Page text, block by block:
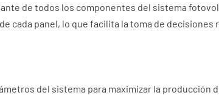
de todos los componentes del sistema
cada panel, lo que facilita la toma de decisiones
del sistema para maximizar la producción